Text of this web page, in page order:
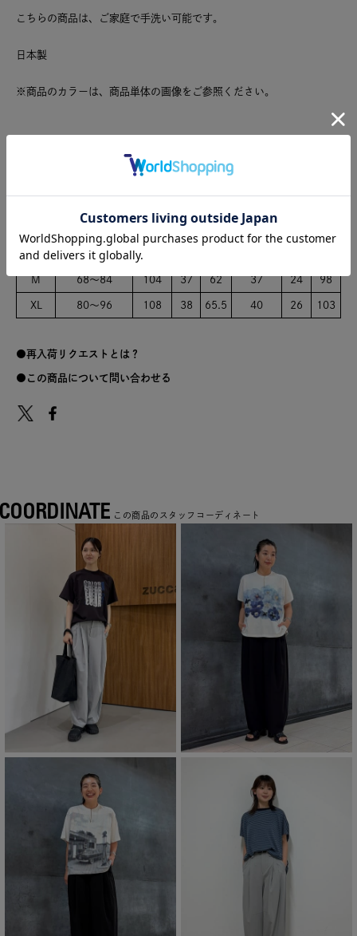
こちらの商品は、ご家庭で手洗い可能です。
日本製
※商品のカラーは、商品単体の画像をご参照ください。
ウエスト(ゴ
ヒッ
股
上
股下 ワタリ幅
S 64～78
M 68～84 104 37 62 37 24 98
XL 80～96 108 38 65.5 40 26 103
再入荷リクエストとは？
この商品について問い合わせる
この商品のスタッフコーディネート